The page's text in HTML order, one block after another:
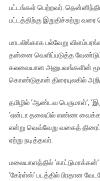
பட்டங்கள் பெற்றவர்.
பட்டத்திற்கு இறுதிச்சுற்று
மாடலிங்காக பல்வேறு
தன்னை வெளிப்படுத்த
கலவையான அனுபவங்களின்
கொண்டுதான் திரையுலகில்
தமிழில் ‘ஆண்டவ பெருமாள்’,
‘ஏன்டா தலையில் எண்ண
என்று வெவ்வேறு வகைத்
ஏற்று நடித்தவர்.
மலையாளத்தில்
‘கேர்ள்ஸ்’ படத்தில் பிரதான